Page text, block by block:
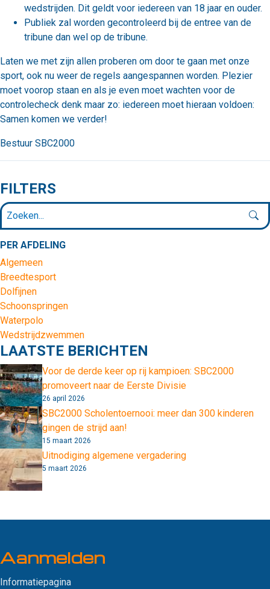
wedstrijden. Dit geldt voor iedereen van 18 jaar en ouder.
Publiek zal worden gecontroleerd bij de entree van de
tribune dan wel op de tribune.
Laten we met zijn allen proberen om door te gaan met onze
sport, ook nu weer de regels aangespannen worden. Plezier
moet voorop staan en als je even moet wachten voor de
controlecheck denk maar zo: iedereen moet hieraan voldoen:
Samen komen we verder!
Bestuur SBC2000
FILTERS
PER AFDELING
Algemeen
Breedtesport
Dolfijnen
Schoonspringen
Waterpolo
Wedstrijdzwemmen
LAATSTE BERICHTEN
Voor de derde keer op rij kampioen: SBC2000
promoveert naar de Eerste Divisie
26 april 2026
SBC2000 Scholentoernooi: meer dan 300 kinderen
gingen de strijd aan!
15 maart 2026
Uitnodiging algemene vergadering
5 maart 2026
Aanmelden
Informatiepagina